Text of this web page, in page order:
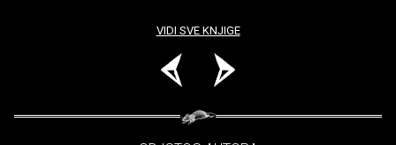
VIDI SVE KNJIGE